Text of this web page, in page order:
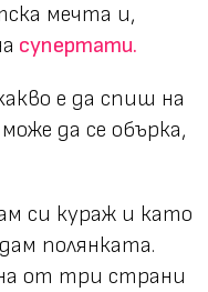
мечта и,
супертати.
е да спиш на
да се обърка,
си кураж и като
полянката.
от три страни